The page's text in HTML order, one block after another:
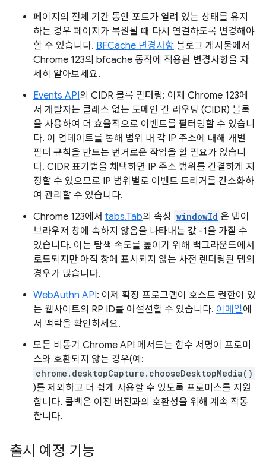
페이지의 전체 기간 동안 포트가 열려 있는 상태를 유지
하는 경우 페이지가 복원될 때 다시 연결하도록 변경해야
할 수 있습니다. BFCache 변경사항 블로그 게시물에서
Chrome 123의 bfcache 동작에 적용된 변경사항을 자
세히 알아보세요.
Events API의 CIDR 블록 필터링: 이제 Chrome 123에
서 개발자는 클래스 없는 도메인 간 라우팅 (CIDR) 블록
을 사용하여 더 효율적으로 이벤트를 필터링할 수 있습니
다. 이 업데이트를 통해 범위 내 각 IP 주소에 대해 개별
필터 규칙을 만드는 번거로운 작업을 할 필요가 없습니
다. CIDR 표기법을 채택하면 IP 주소 범위를 간결하게 지
정할 수 있으므로 IP 범위별로 이벤트 트리거를 간소화하
여 관리할 수 있습니다.
Chrome 123에서 tabs.Tab의 속성 windowId 은 탭이
브라우저 창에 속하지 않음을 나타내는 값 -1을 가질 수
있습니다. 이는 탐색 속도를 높이기 위해 백그라운드에서
로드되지만 아직 창에 표시되지 않는 사전 렌더링된 탭의
경우가 많습니다.
WebAuthn API: 이제 확장 프로그램이 호스트 권한이 있
는 웹사이트의 RP ID를 어설션할 수 있습니다. 이메일에
서 맥락을 확인하세요.
모든 비동기 Chrome API 메서드는 함수 서명이 프로미
스와 호환되지 않는 경우(예:
chrome.desktopCapture.chooseDesktopMedia()
)를 제외하고 더 쉽게 사용할 수 있도록 프로미스를 지원
합니다. 콜백은 이전 버전과의 호환성을 위해 계속 작동
합니다.
출시 예정 기능